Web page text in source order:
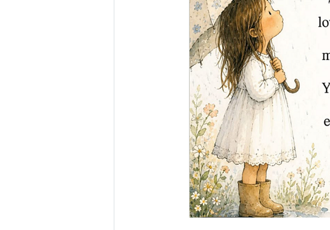
iPhoneアプリ・Web・スマートフォン用Webのい
http://pinterest.com/
http://itunes.apple.com/jp/app/pinterest/
「Pinterest」にアクセスする。https://
ツイッターやFacebookのアカウントでログイ
自分の個人ボードを作れば登録完了
自分のお気に入りの画像を通して、共感したり
2012年8月8日、これまで登録は招待制だった